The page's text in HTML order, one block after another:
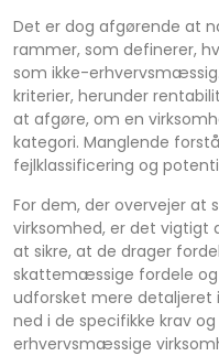
Det er dog afgørende at
rammer, som definerer,
som ikke-
kriterier, herunder
at afgøre, om en
kategori. Manglende
fejlklassificering og
For dem, der overvejer
virksomhed, er det vigtigt
at sikre, at de drager
skattemæssige fordele
udforsket mere detaljeret
ned i de specifikke krav
erhvervsmæssige